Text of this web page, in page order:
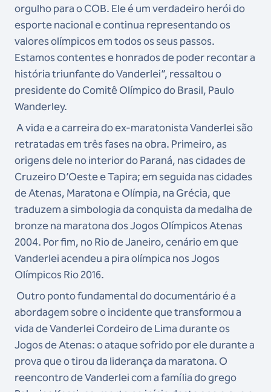
orgulho para o COB. Ele é um verdadeiro herói do
esporte nacional e continua representando os
valores olímpicos em todos os seus passos.
Estamos contentes e honrados de poder recontar a
história triunfante do Vanderlei”, ressaltou o
presidente do Comitê Olímpico do Brasil, Paulo
Wanderley.
A vida e a carreira do ex-maratonista Vanderlei são
retratadas em três fases na obra. Primeiro, as
origens dele no interior do Paraná, nas cidades de
Cruzeiro D’Oeste e Tapira; em seguida nas cidades
de Atenas, Maratona e Olímpia, na Grécia, que
traduzem a simbologia da conquista da medalha de
bronze na maratona dos Jogos Olímpicos Atenas
2004. Por fim, no Rio de Janeiro, cenário em que
Vanderlei acendeu a pira olímpica nos Jogos
Olímpicos Rio 2016.
Outro ponto fundamental do documentário é a
abordagem sobre o incidente que transformou a
vida de Vanderlei Cordeiro de Lima durante os
Jogos de Atenas: o ataque sofrido por ele durante a
prova que o tirou da liderança da maratona. O
reencontro de Vanderlei com a família do grego